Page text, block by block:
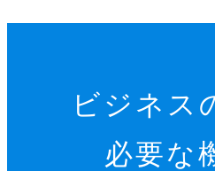
ビジネス
必要な